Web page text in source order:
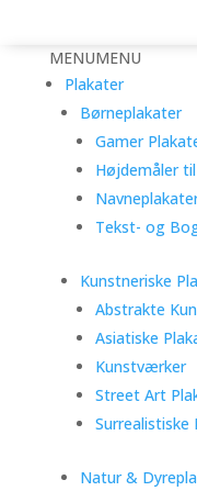
MENUMENU
Plakater
Børneplakater
Gamer
Højdemåler
Tekst- og
Kunstneriske
Abstrakte
Asiatiske
Kunstværker
Street Art
Surrealistiske
Natur &